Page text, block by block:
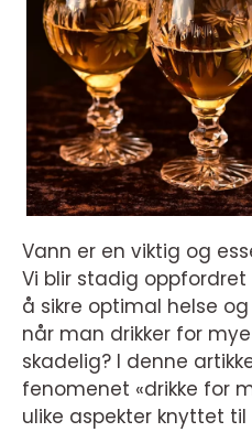
Vann er en viktig og
Vi blir stadig
å sikre optimal helse
når man drikker for
skadelig? I denne
fenomenet «drikke for
ulike aspekter knyttet